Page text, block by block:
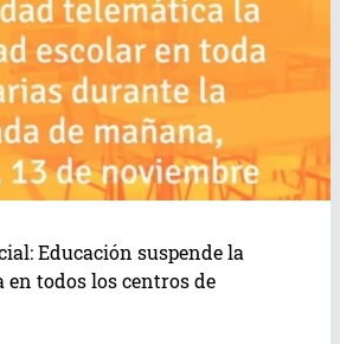
Educación suspende la
todos los centros de